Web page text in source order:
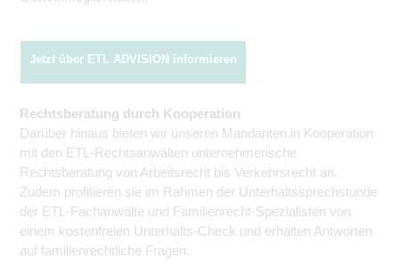
Jetzt über ETL ADVISION informieren
Rechtsberatung durch Kooperation
Darüber hinaus bieten wir unseren Mandanten in Kooperation
mit den ETL-Rechtsanwälten unternehmerische
Rechtsberatung von Arbeitsrecht bis Verkehrsrecht an.
Zudem profitieren sie im Rahmen der Unterhalts­sprechstunde
der ETL-Fachanwälte und Familienrecht-Spezialisten von
einem kostenfreien Unterhalts-Check und erhalten Antworten
auf familienrechtliche Fragen.